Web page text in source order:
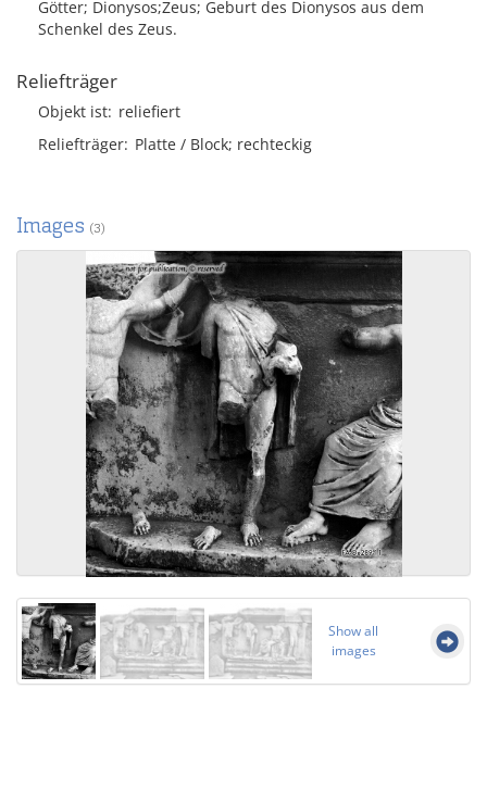
Götter; Dionysos;Zeus; Geburt des Dionysos aus dem
Schenkel des Zeus.
Reliefträger
Objekt ist reliefiert
Reliefträger Platte / Block; rechteckig
Images (3)
Show all
images